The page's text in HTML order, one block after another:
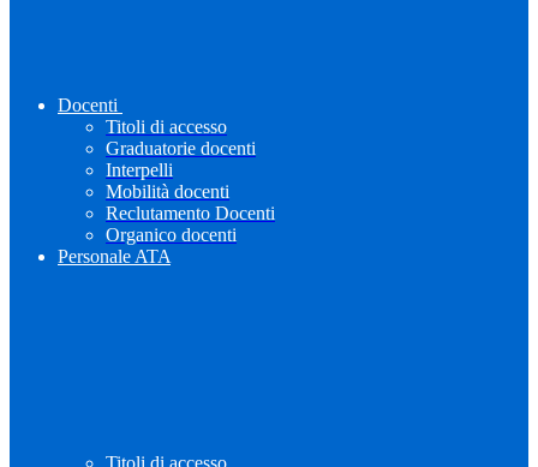
Docenti
Titoli di accesso
Graduatorie docenti
Interpelli
Mobilità docenti
Reclutamento Docenti
Organico docenti
Personale ATA